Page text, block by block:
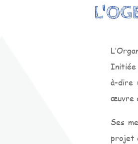
Initiée
à-dire
œuvre
Ses
projet